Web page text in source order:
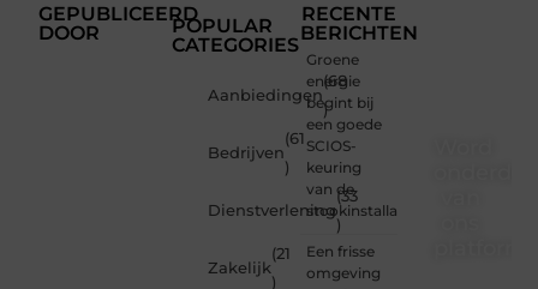
GEPUBLICEERD
DOOR
POPULAR
CATEGORIES
Aanbiedingen
(68
)
Bedrijven
(61
)
Dienstverlening
(33
)
Zakelijk
(21
)
RECENTE
BERICHTEN
Groene
energie
begint bij
een goede
SCIOS-
keuring
van de
stookinstallatie
Een frisse
omgeving